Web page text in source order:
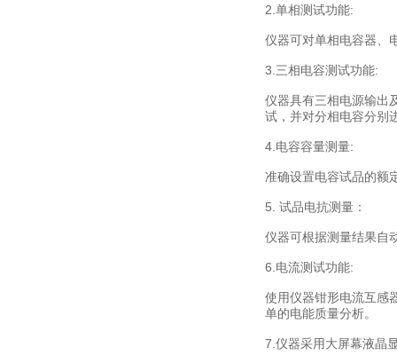
2.单相测试功能:
仪器可对单相电容器、
3.三相电容测试功能:
仪器具有三相电源输出
试，并对分相电容分别
4.电容容量测量:
准确设置电容试品的额
5. 试品电抗测量：
仪器可根据测量结果自
6.电流测试功能:
使用仪器钳形电流互感
单的电能质量分析。
7.仪器采用大屏幕液晶